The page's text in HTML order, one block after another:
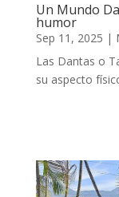
Un Mundo
humor
Sep 11, 2025 |
Las Dantas o
su aspecto